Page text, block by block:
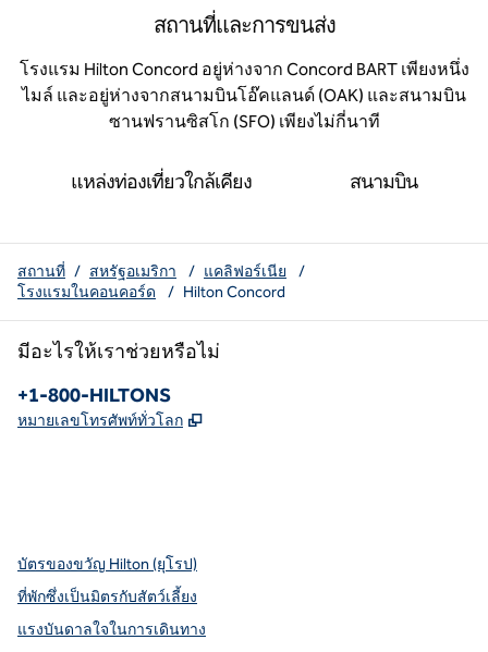
สถานที่และการขนส่ง
โรงแรม Hilton Concord อยู่ห่างจาก Concord BART เพียงหนึ่ง
ไมล์ และอยู่ห่างจากสนามบินโอ๊คแลนด์ (OAK) และสนามบิน
ซานฟรานซิสโก (SFO) เพียงไม่กี่นาที
แหล่งท่องเที่ยวใกล้เคียง สนามบิน
สถานที่ / สหรัฐอเมริกา / แคลิฟอร์เนีย
/
โรงแรมในคอนคอร์ด
/ Hilton Concord
มีอะไรให้เราช่วยหรือไม่
โทรศัพท์:
+1-800-HILTONS
หมายเลขโทรศัพท์ทั่วโลก ,
บัตรของขวัญ Hilton (ยุโรป)
ที่พักซึ่งเป็นมิตรกับสัตว์เลี้ยง
แรงบันดาลใจในการเดินทาง